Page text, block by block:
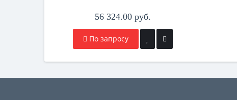
56 324.00 руб.
По запросу